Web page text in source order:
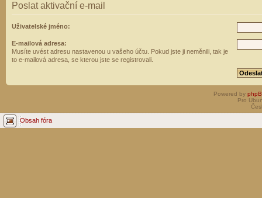
Poslat aktivační e-mail
Uživatelské jméno:
E-mailová adresa:
Musíte uvést adresu nastavenou u vašeho účtu. Pokud jste ji neměnili, tak je
to e-mailová adresa, se kterou jste se registrovali.
Powered by
Pro
Obsah fóra